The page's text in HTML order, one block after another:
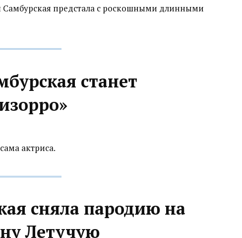
Самбурская предстала с роскошными длинными
станет
актриса.
сняла пародию на
Летучую